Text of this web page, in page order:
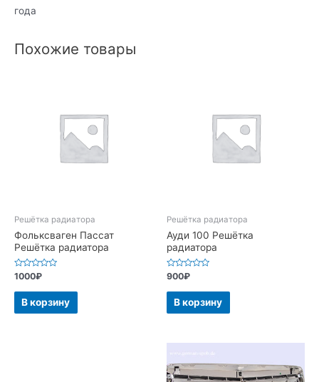
года
Похожие товары
Решётка радиатора
Фольксваген Пассат
Решётка радиатора
Оценка
из
1000₽
В корзину
Решётка радиатора
Ауди 100 Решётка
радиатора
Оценка
из
900₽
В корзину